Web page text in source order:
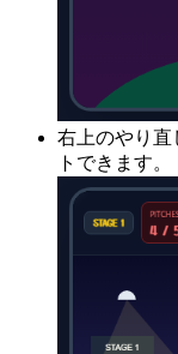
右上のやり直
トできます